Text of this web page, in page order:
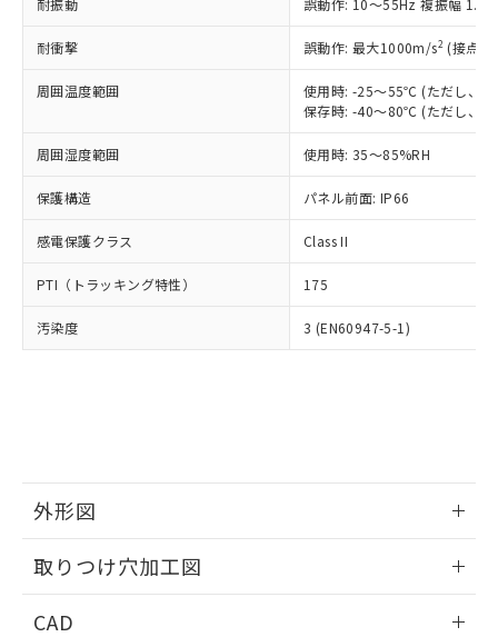
耐振動 誤動作: 10～55Hz 複振幅
耐衝撃 誤動作: 最大1000m/s2 (接点
周囲温度範囲
使用時: -25～55℃ (ただし、氷
保存時: -40～80℃ (ただし、氷
周囲湿度範囲 使用時: 35～85%RH
保護構造 パネル前面: IP66
感電保護クラス Class II
PTI（トラッキング特性） 175
汚染度 3 (EN60947-5-1)
外形図
取りつけ穴加工図
CAD
正式な納期状況および標準価格はお客
様のお取引先、またはお客様担当のオ
ムロン制御機器販売店・当社販売員に
オムロン制御機器販売店や当社販売拠
販売ネットワーク
」をご確認
在庫状況および標準価格結果を当社の
事前の承諾なく第三者に漏洩または開
示しないようお願いします。
マイパーツ機能（部品リスト作成サー
ビス）をご利用いただくには、I-Web
メンバーズにご登録されている必要が
お客様が当ウェブサイト上で当社にご
指します。
但し、RoHS指令で産業用監視および制御機器に対する
適用除外項目は除く。
フタル酸エステル類の４物質については閾値を超える意
図的な使用がないことを確認しています。
部品在庫の切り替え状況などにより、予定
月が前後することがあります。
※3 非含有証明書ダウンロード
51物質の非含有証明書（当社基準）
※本証明書は発行日時点で非含有を証明す
るもので、過去に遡って非含有を証明する
ものではありません。
また、RoHS指令のフタル酸エステル類４
DBP(フタル酸ジブチル) : 1000ppm、 DIBP(フタル酸ジ
イソブチル) : 1000ppm、 BBP(フタル酸ブチルベンジ
DEHP(フタル酸ビス(2-エチルヘキシル)) : 1000ppm
準値以下であることを示します。
「10」：通常の使用状況下において有害物
質が外部に漏えいし、環境に深刻な影響を
及ぼさない年数を意味します。
「－」：未確認です。当社販売部門へお問
全に破砕するなど、違法に輸出されな
いよう必要な手段を講じます。
当社は貴社製品を、核兵器、ミサイ
ル、化学兵器、生物兵器またはその他
武器並びにこれらの製造装置等に一切
当社は、貴社製品を第三者に販売する
場合は、上記1、2および3の内容を当
該第三者に通知します。また当社は、
販売先および販売に係わる関係者が違
法に輸出するおそれがある場合は、取
り引きをいたしません。
一定数には満たないが在庫あり
－
在庫なし(最新の在庫状況につ
いては、お客様のお取引先、ま
たはお客様担当のオムロン制御
機器販売店・当社販売員にご確
空
受注生産機種、また在庫状況の
情報を公開していない機種